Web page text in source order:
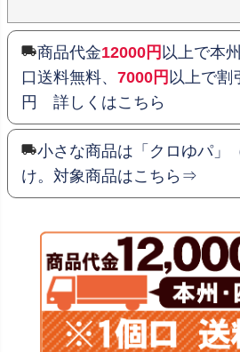
商品代金12000円 以上で本
口送料無料、 7000円 以上で割
円 詳しくはこちら
小さな商品は「クロゆパ」
け。対象商品はこちら⇒